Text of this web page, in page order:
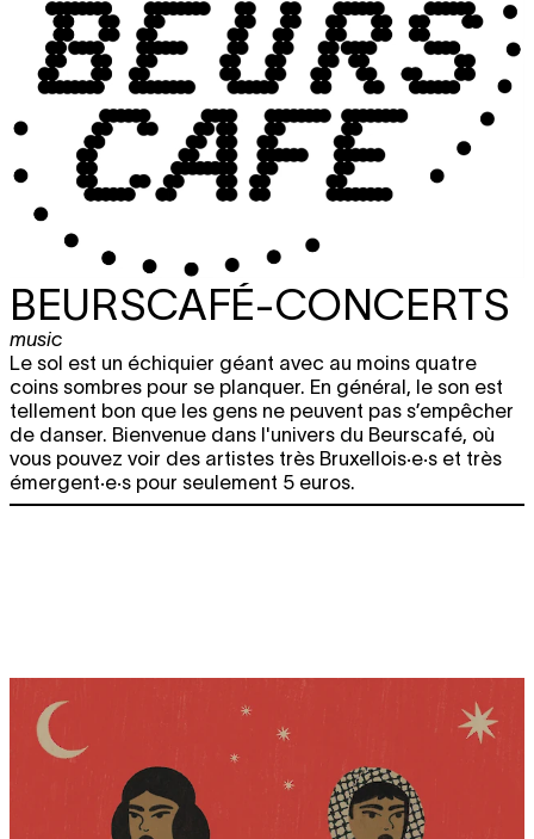
BEURSCAFÉ-CONCERTS
music
Le sol est un échiquier géant avec au moins quatre
coins sombres pour se planquer. En général, le son est
tellement bon que les gens ne peuvent pas s’empêcher
de danser. Bienvenue dans l'univers du Beurscafé, où
vous pouvez voir des artistes très Bruxellois·e·s et très
émergent·e·s pour seulement 5 euros.